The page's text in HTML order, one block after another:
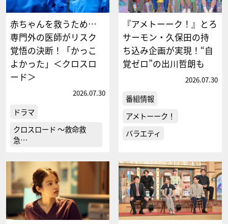
赤ちゃんを救うため…
専門外の医師がリスク
覚悟の決断！「かっこ
よかった」＜クロスロ
ード＞
2026.07.30
ドラマ
クロスロード ～救命救
急…
『アメトーーク！』とろ
サーモン・久保田の持
ち込み企画が実現！“自
覚ゼロ”の出川哲朗も
2026.07.30
番組情報
アメトーーク！
バラエティ